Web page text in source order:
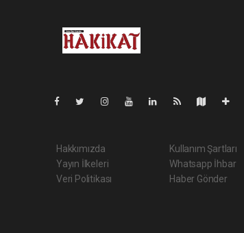
Hakkımızda
Yayın İlkeleri
Veri Politikası
Kullanım Şartları
Whatsapp İhbar
Haber Gönder